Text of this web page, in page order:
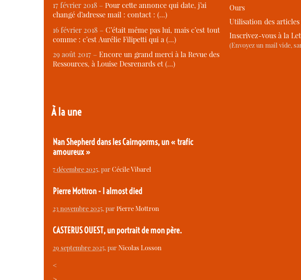
17 février 2018 – Pour cette annonce qui date, j’ai
changé d’adresse mail : contact : (…)
16 février 2018 – C’était même pas lui, mais c’est tout
comme : c’est Aurélie Filipetti qui a (…)
29 août 2017 – Encore un grand merci à la Revue des
Ressources, à Louise Desrenards et (…)
À la une
Nan Shepherd dans les Cairngorms, un « trafic
amoureux »
7 décembre 2025, parCécile Vibarel
Pierre Mottron - I almost died
23 novembre 2025, parPierre Mottron
CASTERUS OUEST, un portrait de mon père.
29 septembre 2025, parNicolas Losson
<
Ours
Utilisation des articles
Inscrivez-vous à la
(Envoyez un mail vide,